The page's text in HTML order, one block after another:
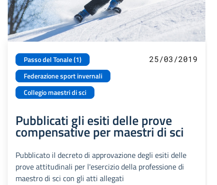
Passo del Tonale (1)
Federazione sport invernali
Collegio maestri di sci
25/03/2019
Pubblicati gli esiti delle prove
compensative per maestri di sci
Pubblicato il decreto di approvazione degli esiti delle
prove attitudinali per l'esercizio della professione di
maestro di sci con gli atti allegati